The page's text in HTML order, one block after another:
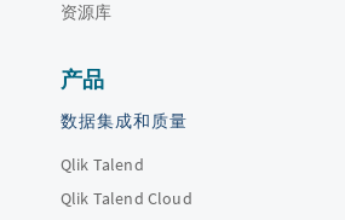
资源库
产品
数据集成和质量
Qlik Talend
Qlik Talend Cloud